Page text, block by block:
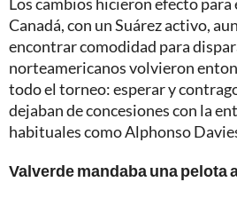
Canadá, con un Suárez activo,
encontrar comodidad para
norteamericanos volvieron
todo el torneo: esperar y
dejaban de concesiones con la
habituales como Alphonso
Valverde mandaba una pelota